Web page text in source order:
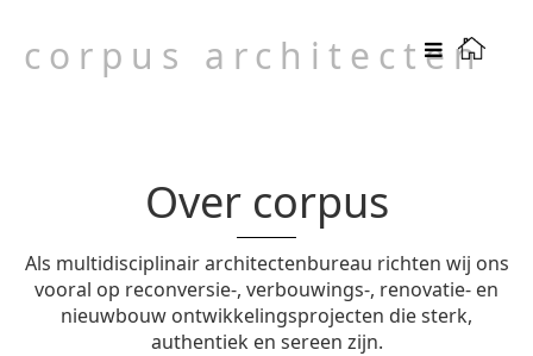
corpus architecten
Over corpus
Als multidisciplinair architectenbureau richten wij ons
vooral op reconversie-, verbouwings-, renovatie- en
nieuwbouw ontwikkelingsprojecten die sterk,
authentiek en sereen zijn.